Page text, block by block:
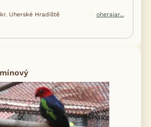
Uherské Hradiště
oherajar...